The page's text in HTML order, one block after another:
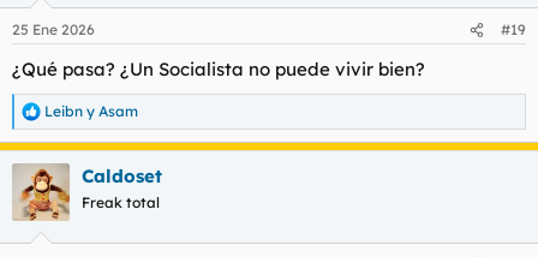
25 Ene 2026 #19
¿Qué pasa? ¿Un Socialista no puede vivir bien?
R
e
c
i
Leibn y Asam
Caldoset
Freak total